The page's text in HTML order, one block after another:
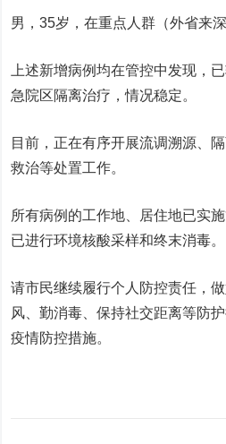
男，35岁，在重点人群（外省来
上述新增病例均在管控中发现，
急院区隔离治疗，情况稳定。
目前，正在有序开展流调溯源、
救治等处置工作。
所有病例的工作地、居住地已实
已进行环境核酸采样和终末消毒。
请市民继续履行个人防控责任，
风、勤消毒、保持社交距离等防
疫情防控措施。